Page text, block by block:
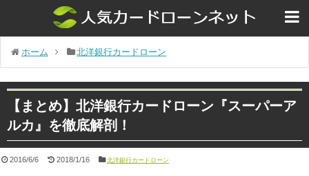
ホーム 北洋銀行カードローン
【まとめ】北洋銀行カードローン『スーパーア
ルカ』を徹底解剖！
2016/6/6 2018/1/16 北洋銀行カードローン